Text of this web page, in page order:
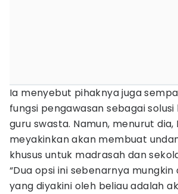
Ia menyebut pihaknya juga
fungsi pengawasan sebagai
guru swasta. Namun, menurut dia,
meyakinkan akan membuat
khusus untuk madrasah dan
“Dua opsi ini sebenarnya
yang diyakini oleh beliau adalah